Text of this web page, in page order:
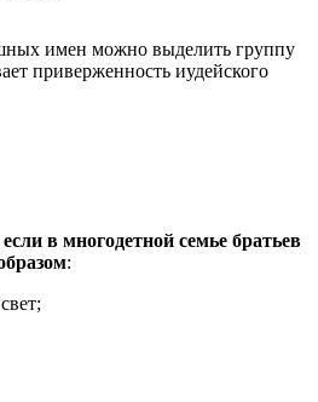
имен можно выделить группу
приверженность иудейского
в многодетной семье братьев
: